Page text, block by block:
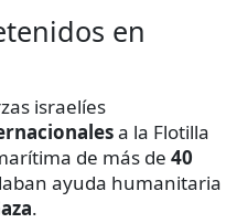
en
israelíes
a la Flotilla
de más de 40
ayuda humanitaria
.